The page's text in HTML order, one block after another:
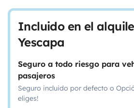
Incluido en el
Yescapa
Seguro a todo riesgo para
pasajeros
Seguro incluido por defecto o
eliges!